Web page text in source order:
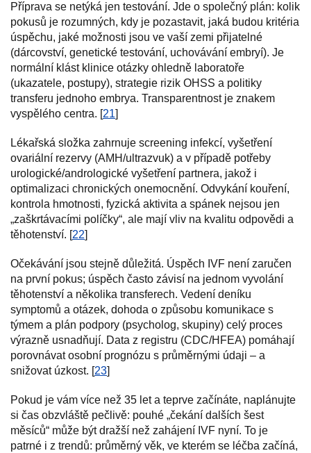
Příprava se netýká jen testování. Jde o společný plán: kolik
pokusů je rozumných, kdy je pozastavit, jaká budou kritéria
úspěchu, jaké možnosti jsou ve vaší zemi přijatelné
(dárcovství, genetické testování, uchovávání embryí). Je
normální klást klinice otázky ohledně laboratoře
(ukazatele, postupy), strategie rizik OHSS a politiky
transferu jednoho embrya. Transparentnost je znakem
vyspělého centra. [21]
Lékařská složka zahrnuje screening infekcí, vyšetření
ovariální rezervy (AMH/ultrazvuk) a v případě potřeby
urologické/andrologické vyšetření partnera, jakož i
optimalizaci chronických onemocnění. Odvykání kouření,
kontrola hmotnosti, fyzická aktivita a spánek nejsou jen
„zaškrtávacími políčky“, ale mají vliv na kvalitu odpovědi a
těhotenství. [22]
Očekávání jsou stejně důležitá. Úspěch IVF není zaručen
na první pokus; úspěch často závisí na jednom vyvolání
těhotenství a několika transferech. Vedení deníku
symptomů a otázek, dohoda o způsobu komunikace s
týmem a plán podpory (psycholog, skupiny) celý proces
výrazně usnadňují. Data z registru (CDC/HFEA) pomáhají
porovnávat osobní prognózu s průměrnými údaji – a
snižovat úzkost. [23]
Pokud je vám více než 35 let a teprve začínáte, naplánujte
si čas obzvláště pečlivě: pouhé „čekání dalších šest
měsíců“ může být dražší než zahájení IVF nyní. To je
patrné i z trendů: průměrný věk, ve kterém se léčba začíná,